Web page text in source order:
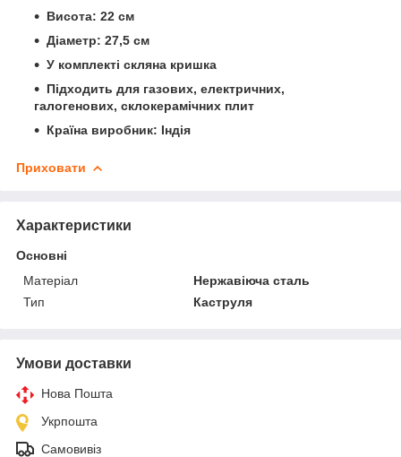
Висота: 22 см
Діаметр: 27,5 см
У комплекті скляна кришка
Підходить для газових, електричних,
галогенових, склокерамічних плит
Країна виробник: Індія
Приховати
Характеристики
Основні
Матеріал
Нержавіюча сталь
Тип
Каструля
Умови доставки
Нова Пошта
Укрпошта
Самовивіз